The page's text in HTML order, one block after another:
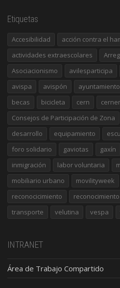
Etiquetas
Accesibilidad acción contra el
actividades extraescolares
Asociacionismo
avilesparticipa
avispa
avispón
becas
bicicleta cern
Consejos de Participación de Zona
desarrollo
equipamiento
foro solidario
gaviotas gaxín
inmigración
labor voluntaria
mobiliario urbano
movilityweek
reconocicimiento
reconocimiento
transporte
velutina vespa
INTRANET
Área de Trabajo Compartido